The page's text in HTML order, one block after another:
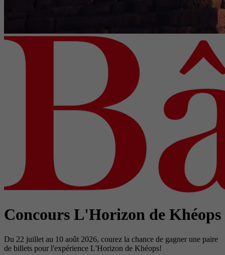
Concours L'Horizon de Khéops
Du 22 juillet au 10 août 2026, courez la chance de gagner une paire
de billets pour l'expérience L'Horizon de Khéops!